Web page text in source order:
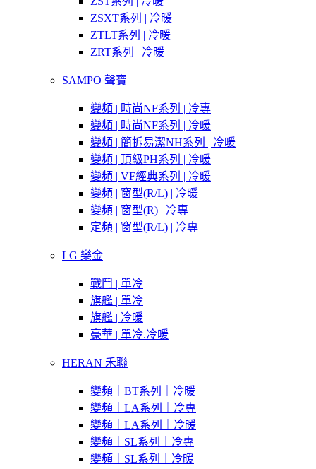
ZSXT系列 | 冷暖
ZTLT系列 | 冷暖
ZRT系列 | 冷暖
SAMPO 聲寶
變頻 | 時尚NF系列 | 冷專
變頻 | 時尚NF系列 | 冷暖
變頻 | 簡拆易潔NH系列 | 冷暖
變頻 | 頂級PH系列 | 冷暖
變頻 | VF經典系列 | 冷暖
變頻 | 窗型(R/L) | 冷暖
變頻 | 窗型(R) | 冷專
定頻 | 窗型(R/L) | 冷專
LG 樂金
戰鬥 | 單冷
旗艦 | 單冷
旗艦 | 冷暖
豪華 | 單冷.冷暖
HERAN 禾聯
變頻｜BT系列｜冷暖
變頻｜LA系列｜冷專
變頻｜LA系列｜冷暖
變頻｜SL系列｜冷專
變頻｜SL系列｜冷暖